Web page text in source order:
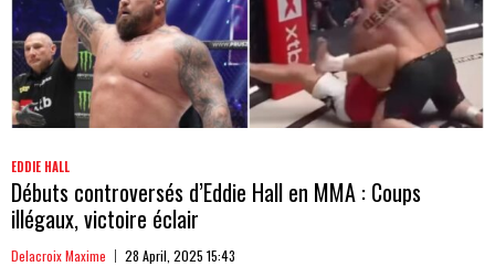
EDDIE HALL
Débuts controversés d’Eddie Hall en MMA : Coups
illégaux, victoire éclair
Delacroix Maxime 28 April, 2025 15:43